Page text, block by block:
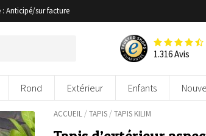
: Anticipé/sur facture
1.316 Avis
Rond Extérieur Enfants
ACCUEIL/TAPIS/TAPIS KILIM